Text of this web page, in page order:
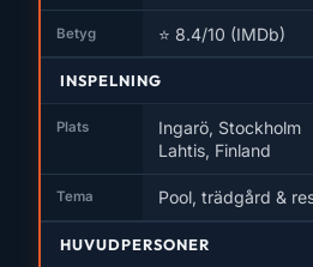
Betyg ⭐ 8.4/10 (IMDb)
INSPELNING
Plats
Ingarö, Stockholm
Lahtis, Finland
Tema Pool, trädgård &
HUVUDPERSONER